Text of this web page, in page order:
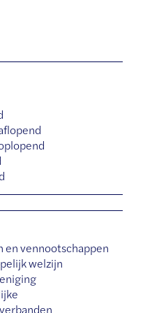
en vennootschappen
welzijn